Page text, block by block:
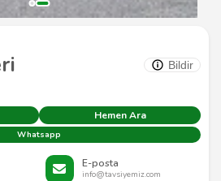
Bildir
Hemen Ara
Whatsapp
E-posta
info@tavsiyemiz.com